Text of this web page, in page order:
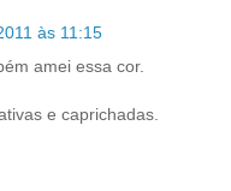
às 11:15
amei essa cor.
e caprichadas.